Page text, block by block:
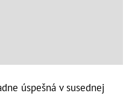
úspešná v susednej